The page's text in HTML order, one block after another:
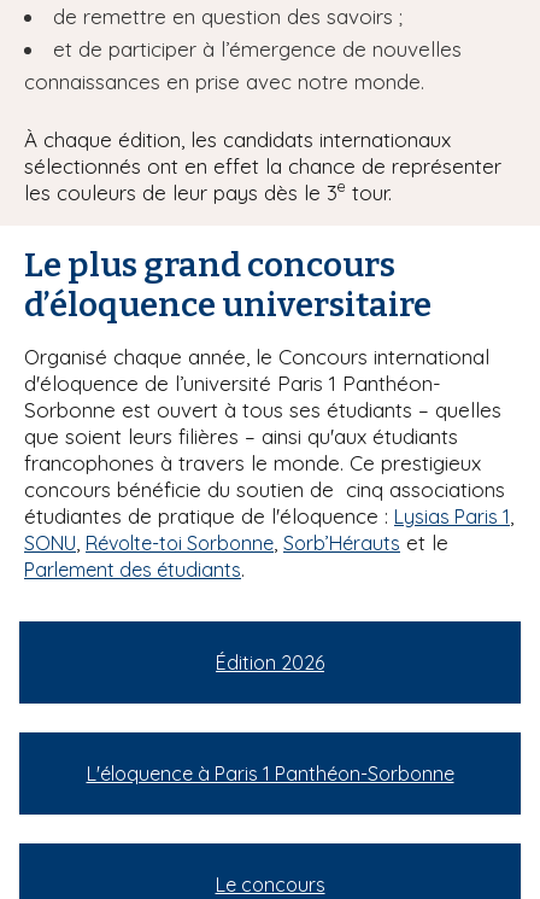
de remettre en question des savoirs ;
et de participer à l’émergence de nouvelles
connaissances en prise avec notre monde.
À chaque édition, les candidats internationaux
sélectionnés ont en effet la chance de représenter
les couleurs de leur pays dès le 3e tour.
Le plus grand concours
d’éloquence universitaire
Organisé chaque année, le Concours international
d'éloquence de l’université Paris 1 Panthéon-
Sorbonne est ouvert à tous ses étudiants – quelles
que soient leurs filières – ainsi qu'aux étudiants
francophones à travers le monde. Ce prestigieux
concours bénéficie du soutien de cinq associations
étudiantes de pratique de l'éloquence : Lysias Paris 1
SONU Révolte-toi Sorbonne Sorb’Hérauts et le
Parlement des étudiants.
Édition 2026
L'éloquence à Paris 1 Panthéon-Sorbonne
Le concours